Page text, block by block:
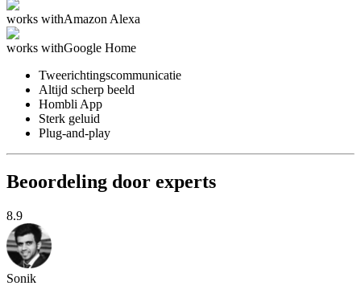
works withAmazon Alexa
works withGoogle Home
Tweerichtingscommunicatie
Altijd scherp beeld
Hombli App
Sterk geluid
Plug-and-play
Beoordeling door experts
8.9
Sonik